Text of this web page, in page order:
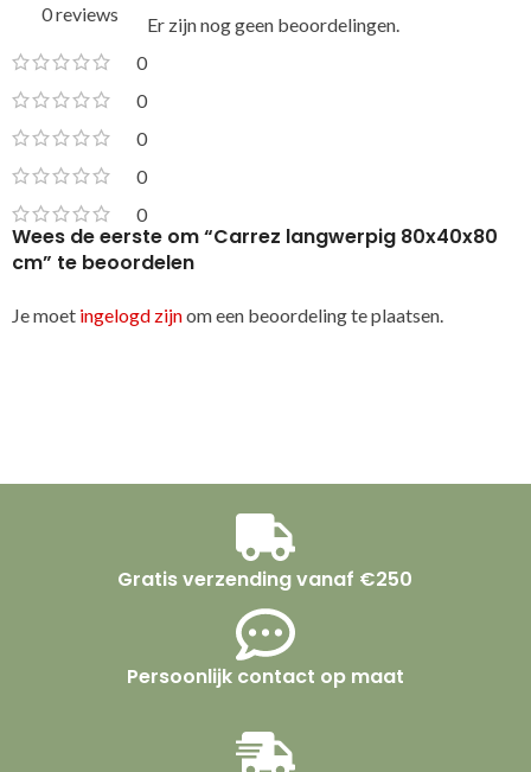
0 reviews
0
0
0
0
0
Er zijn nog geen beoordelingen.
Wees de eerste om “Carrez langwerpig 80x40x80
cm” te beoordelen
Je moet ingelogd zijnom een beoordeling te plaatsen.
Gratis verzending vanaf €250
Persoonlijk contact op maat